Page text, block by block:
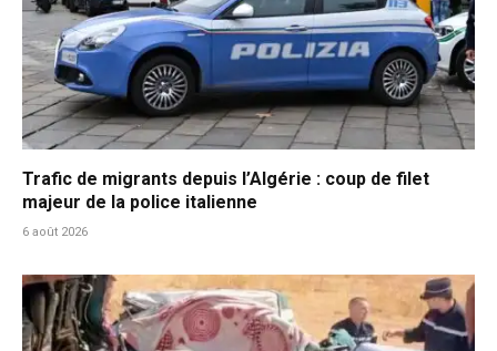
Trafic de migrants depuis l’Algérie : coup de filet
majeur de la police italienne
6 août 2026